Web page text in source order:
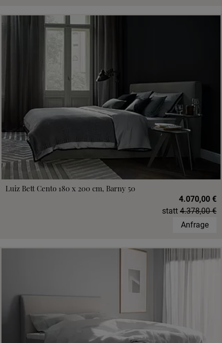
Luiz Bett Cento 180 x 200 cm, Barny 50
4.070,00 €
statt 4.378,00 €
Anfrage